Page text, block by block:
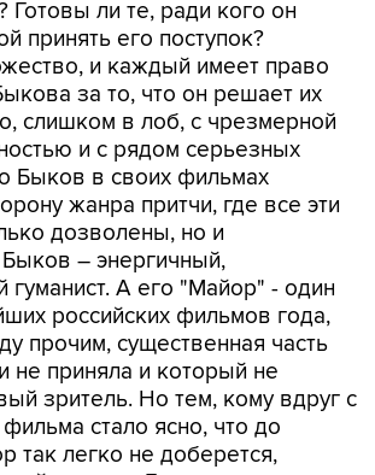
и каждый имеет право
за то, что он решает их
слишком в лоб, с чрезмерной
и с рядом серьезных
Быков в своих фильмах
жанра притчи, где все эти
дозволены, но и
– энергичный,
А его "Майор" - один
российских фильмов года,
прочим, существенная часть
не приняла и который не
зритель. Но тем, кому вдруг с
стало ясно, что до
так легко не доберется,
триллер Быкова доставит